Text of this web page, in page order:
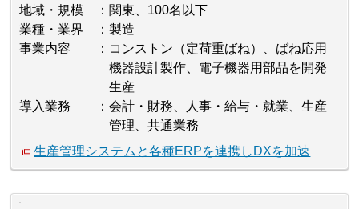
地域・規模
関東、100名以下
業種・業界
製造
事業内容
コンストン（定荷重ばね）、ばね応用
機器設計製作、電子機器用部品を開発
生産
導入業務
会計・財務、人事・給与・就業、生産
管理、共通業務
生産管理システムと各種ERPを連携しDXを加速